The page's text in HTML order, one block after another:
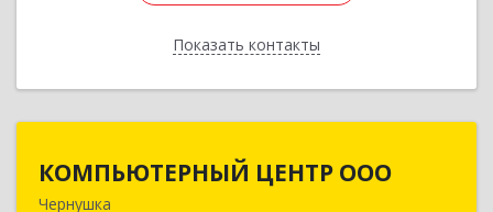
Показать контакты
Назад
КОМПЬЮТЕРНЫЙ ЦЕНТР ООО
Чернушка
КОМПЬЮТЕРНЫЙ ЦЕНТР ООО